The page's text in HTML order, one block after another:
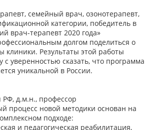
семейный врач, озонотерапевт,
категории, победитель в
врач-терапевт 2020 года»
долгом поделиться о
клиники. Результаты этой работы
с уверенностью сказать, что программа
уникальной в России.
д.м.н., профессор
процесс новой методики основан на
подходе:
и педагогическая реабилитация,